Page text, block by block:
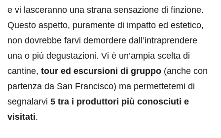
e vi lasceranno una strana sensazione di finzione.
Questo aspetto, puramente di impatto ed estetico,
non dovrebbe farvi demordere dall’intraprendere
una o più degustazioni. Vi è un’ampia scelta di
cantine, tour ed escursioni di gruppo (anche con
partenza da San Francisco) ma permettetemi di
segnalarvi 5 tra i produttori più conosciuti e
visitati.